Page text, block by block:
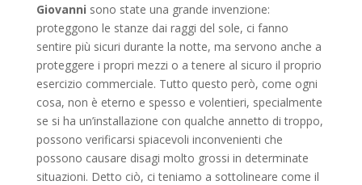
Giovanni sono state una grande invenzione:
proteggono le stanze dai raggi del sole, ci fanno
sentire più sicuri durante la notte, ma servono anche a
proteggere i propri mezzi o a tenere al sicuro il proprio
esercizio commerciale. Tutto questo però, come ogni
cosa, non è eterno e spesso e volentieri, specialmente
se si ha un’installazione con qualche annetto di troppo,
possono verificarsi spiacevoli inconvenienti che
possono causare disagi molto grossi in determinate
situazioni. Detto ciò, ci teniamo a sottolineare come il